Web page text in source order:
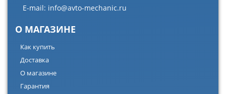
E-mail: info@avto-mechanic.ru
О МАГАЗИНЕ
Как купить
Доставка
О магазине
Гарантия